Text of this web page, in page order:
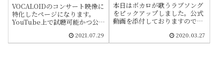
VOCALOIDのコンサート映像に
特化したページになります。
YouTube上で試聴可能かつ公
るライブ映像をまとめました。
動画を添付しておりますのでダ
2021.07.29
本日はボカロが歌うラブソング
をピックアップしました。公式
動画を添付しておりますのでダ
きます。投稿日や曲情報も載せ
てます。恋に関連したボカロ曲
2020.03.27